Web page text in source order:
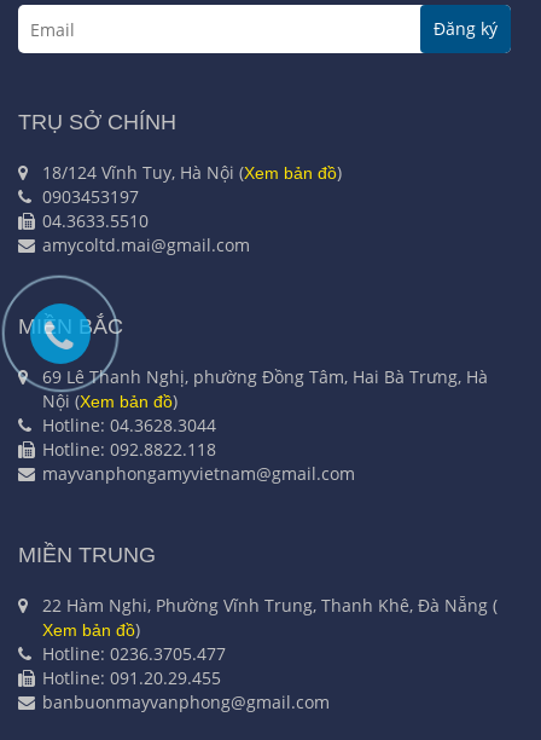
Đăng ký
TRỤ SỞ CHÍNH
18/124 Vĩnh Tuy, Hà Nội (Xem bản đồ)
0903453197
04.3633.5510
amycoltd.mai@gmail.com
MIỀN BẮC
69 Lê Thanh Nghị, phường Đồng Tâm, Hai Bà Trưng, Hà
Nội (Xem bản đồ)
Hotline: 04.3628.3044
Hotline: 092.8822.118
mayvanphongamyvietnam@gmail.com
MIỀN TRUNG
22 Hàm Nghi, Phường Vĩnh Trung, Thanh Khê, Đà Nẵng (
Xem bản đồ)
Hotline: 0236.3705.477
Hotline: 091.20.29.455
banbuonmayvanphong@gmail.com